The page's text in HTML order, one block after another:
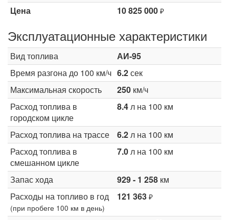
Цена
10 825 000 ₽
Эксплуатационные характеристики
Вид топлива
АИ-95
Время разгона до 100 км/ч 6.2сек
Максимальная скорость
250 км/ч
Расход топлива в
городском цикле
8.4л на 100 км
Расход топлива на трассе 6.2л на 100 км
Расход топлива в
смешанном цикле
7.0л на 100 км
Запас хода 929 - 1 258 км
Расходы на топливо в год
(при пробеге 100 км в день)
121 363 ₽